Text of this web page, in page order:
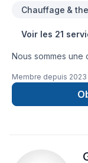
Chauffage &
Voir les 21
Nous sommes
comfort pour votre
Membre depuis 2023